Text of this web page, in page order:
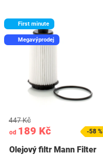
First minute
Megavýprodej
od 189 Kč
447 Kč
-58 %
Olejový filtr Mann Filter